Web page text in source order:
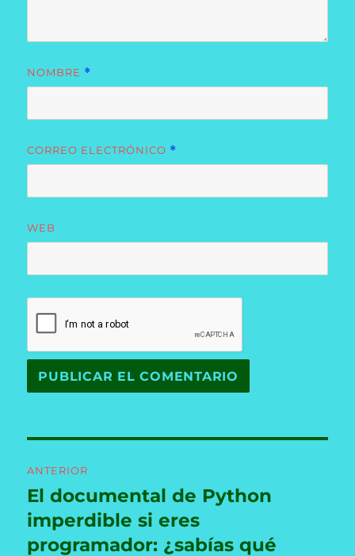
NOMBRE *
CORREO ELECTRÓNICO *
WEB
de
entradas
ANTERIOR
Entrada
anterior:
El documental de Python
imperdible si eres
programador: ¿sabías qué